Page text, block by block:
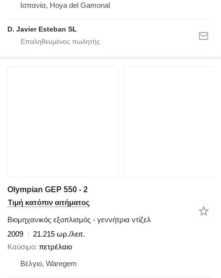
Ισπανία, Hoya del Gamonal
D. Javier Esteban SL
Olympian GEP 550 - 2
Τιμή κατόπιν αιτήματος
Βιομηχανικός εξοπλισμός - γεννήτρια ντίζελ
2009
21.215 ωρ./λειτ.
Καύσιμο πετρέλαιο
Βέλγιο, Waregem